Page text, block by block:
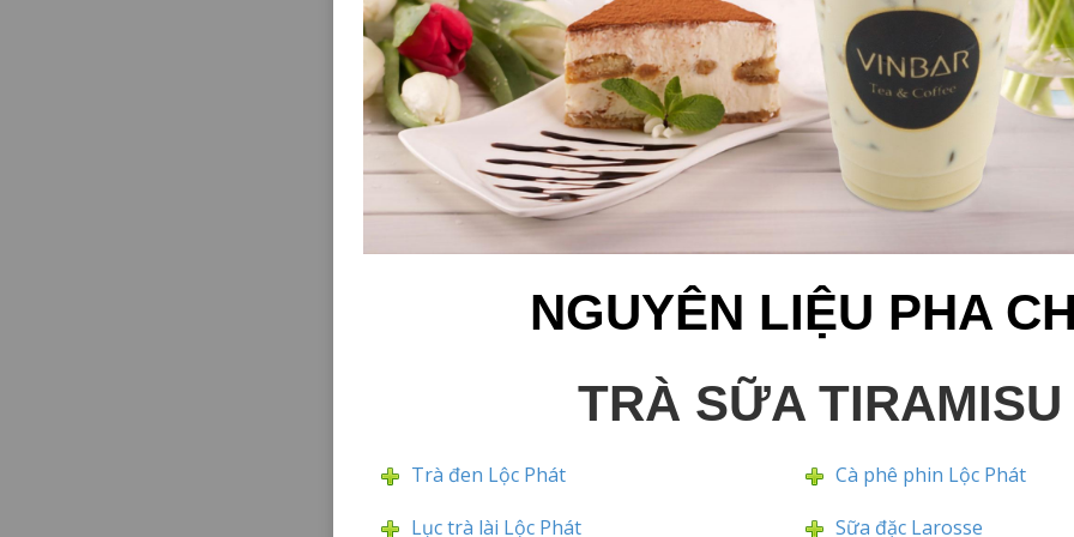
NGUYÊN LIỆU PHA
TRÀ SỮA TIRAMISU
Trà đen Lộc Phát
Lục trà lài Lộc Phát
Cà phê phin Lộc Phát
Sữa đặc Larosse